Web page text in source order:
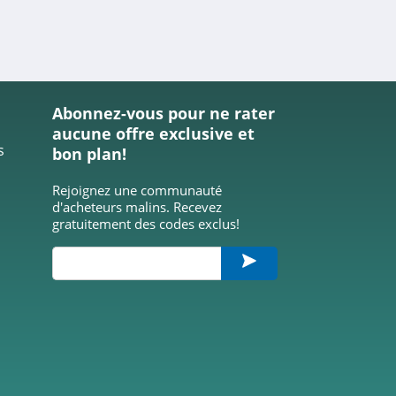
Abonnez-vous pour ne rater
aucune offre exclusive et
bon plan!
Rejoignez une communauté
d'acheteurs malins. Recevez
gratuitement des codes exclus!